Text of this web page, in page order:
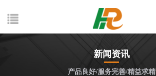
新闻资讯
产品良好/服务完善/精益求精